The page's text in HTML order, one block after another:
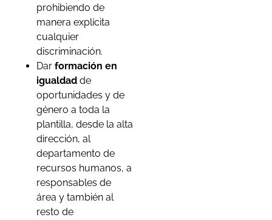
prohibiendo de
manera explícita
cualquier
discriminación.
Dar formación en
igualdad de
oportunidades y de
género a toda la
plantilla, desde la alta
dirección, al
departamento de
recursos humanos, a
responsables de
área y también al
resto de